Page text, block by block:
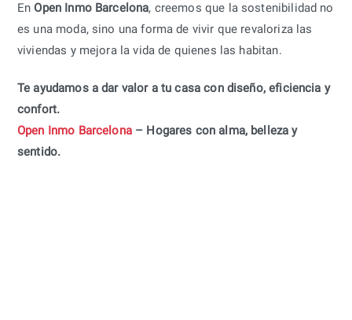
EnOpen Inmo Barcelona, creemos que la sostenibilidad no
es una moda, sino una forma de vivir que revaloriza las
viviendas y mejora la vida de quienes las habitan.
Te ayudamos a dar valor a tu casa con diseño, eficiencia y
confort.
Open Inmo Barcelona– Hogares con alma, belleza y
sentido.